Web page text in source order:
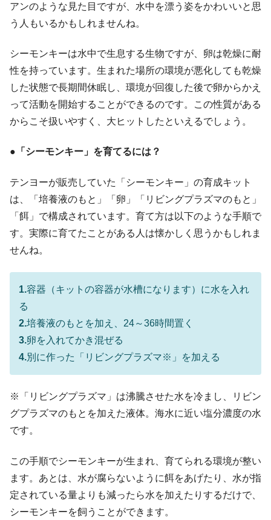
アンのような見た目ですが、水中を漂う姿をかわいいと思
う人もいるかもしれませんね。
シーモンキーは水中で生息する生物ですが、卵は乾燥に耐
性を持っています。生まれた場所の環境が悪化しても乾燥
した状態で長期間休眠し、環境が回復した後で卵からかえ
って活動を開始することができるのです。この性質がある
からこそ扱いやすく、大ヒットしたといえるでしょう。
●「シーモンキー」を育てるには？
テンヨーが販売していた「シーモンキー」の育成キット
は、「培養液のもと」「卵」「リビングプラズマのもと」
「餌」で構成されています。育て方は以下のような手順で
す。実際に育てたことがある人は懐かしく思うかもしれま
せんね。
1.容器（キットの容器が水槽になります）に水を入れ
る
2.培養液のもとを加え、24～36時間置く
3.卵を入れてかき混ぜる
4.別に作った「リビングプラズマ※」を加える
※「リビングプラズマ」は沸騰させた水を冷まし、リビン
グプラズマのもとを加えた液体。海水に近い塩分濃度の水
です。
この手順でシーモンキーが生まれ、育てられる環境が整い
ます。あとは、水が腐らないように餌をあげたり、水が指
定されている量よりも減ったら水を加えたりするだけで、
シーモンキーを飼うことができます。